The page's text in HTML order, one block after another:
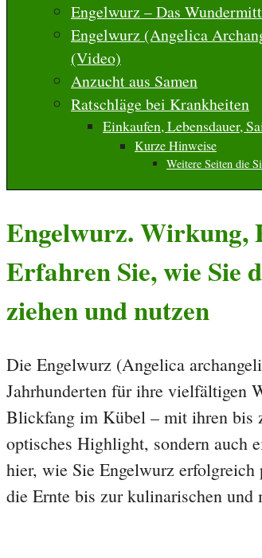
Engelwurz – Das
Engelwurz (Angelica
(Video)
Anzucht aus Samen
Ratschläge bei Krankheiten
Einkaufen, Lebensdauer,
Kurze Hinweise
Weitere Seiten die
Engelwurz. Wirkung,
Erfahren Sie, wie Sie
ziehen und nutzen
Die Engelwurz (Angelica
Jahrhunderten für ihre vielfältigen
Blickfang im Kübel – mit ihren bis
optisches Highlight, sondern auch
hier, wie Sie Engelwurz
die Ernte bis zur kulinarischen und